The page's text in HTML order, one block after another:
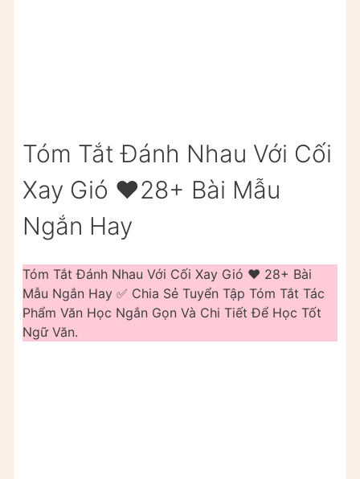
Tóm Tắt Đánh Nhau Với Cối
Xay Gió ❤️️28+ Bài Mẫu
Ngắn Hay
Tóm Tắt Đánh Nhau Với Cối Xay Gió ❤️️ 28+ Bài
Mẫu Ngắn Hay ✅ Chia Sẻ Tuyển Tập Tóm Tắt Tác
Phẩm Văn Học Ngắn Gọn Và Chi Tiết Để Học Tốt
Ngữ Văn.